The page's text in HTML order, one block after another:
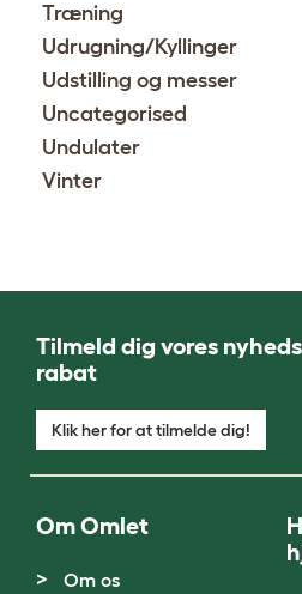
Træning
Udrugning/Kyllinger
Udstilling og messer
Uncategorised
Undulater
Vinter
Tilmeld dig vores
rabat
Klik her for at tilmelde dig!
Om Omlet
Om os